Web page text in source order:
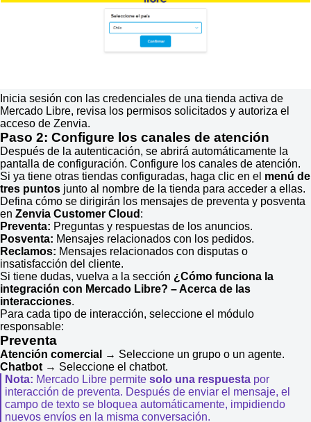
Inicia sesión con las credenciales de una tienda activa de
Mercado Libre, revisa los permisos solicitados y autoriza el
acceso de Zenvia.
Paso 2: Configure los canales de atención
Después de la autenticación, se abrirá automáticamente la
pantalla de configuración. Configure los canales de atención.
Si ya tiene otras tiendas configuradas, haga clic en el menú de
tres puntos junto al nombre de la tienda para acceder a ellas.
Defina cómo se dirigirán los mensajes de preventa y posventa
en Zenvia Customer Cloud :
Preventa: Preguntas y respuestas de los anuncios.
Posventa: Mensajes relacionados con los pedidos.
Reclamos: Mensajes relacionados con disputas o
insatisfacción del cliente.
Si tiene dudas, vuelva a la sección ¿Cómo funciona la
integración con Mercado Libre? – Acerca de las
interacciones.
Para cada tipo de interacción, seleccione el módulo
responsable:
Preventa
Atención comercial
→ Seleccione un grupo o un agente.
Chatbot → Seleccione el chatbot.
Nota: Mercado Libre permite solo una respuesta por
interacción de preventa. Después de enviar el mensaje, el
campo de texto se bloquea automáticamente, impidiendo
nuevos envíos en la misma conversación.